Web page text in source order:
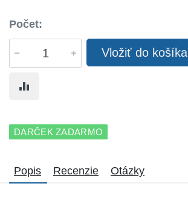
Počet:
Vložiť do košíka
DARČEK ZADARMO
Popis Recenzie Otázky